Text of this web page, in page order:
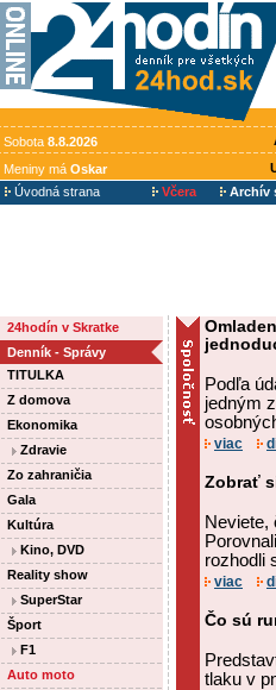
Sobota 8.8.2026
Meniny má Oskar
Úvodná strana
Včera Archív
24hodín v Skratke
Denník - Správy
TITULKA
Z domova
Ekonomika
Zdravie
Zo zahraničia
Gala
Kultúra
Kino, DVD
Reality show
SuperStar
Šport
F1
Auto moto
Podľa
jedným
viac
Zobrať
Neviete,
rozhodli
viac
Čo sú
tlaku v